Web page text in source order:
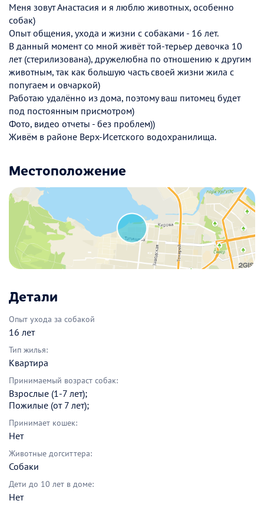
Меня зовут Анастасия и я люблю животных, особенно
собак)
Опыт общения, ухода и жизни с собаками - 16 лет.
В данный момент со мной живёт той-терьер девочка 10
лет (стерилизована), дружелюбна по отношению к другим
животным, так как большую часть своей жизни жила с
попугаем и овчаркой)
Работаю удалённо из дома, поэтому ваш питомец будет
под постоянным присмотром)
Фото, видео отчеты - без проблем))
Живём в районе Верх-Исетского водохранилища.
Местоположение
Детали
Опыт ухода за собакой
16 лет
Тип жилья:
Квартира
Принимаемый возраст собак:
Взрослые (1-7 лет);
Пожилые (от 7 лет);
Принимает кошек:
Нет
Животные догситтера:
Собаки
Дети до 10 лет в доме:
Нет